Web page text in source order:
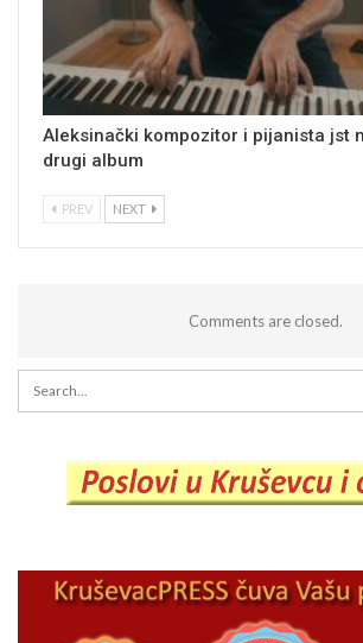
Aleksinački kompozitor i pijanista jst
drugi album
PREV NEXT
Comments are closed.